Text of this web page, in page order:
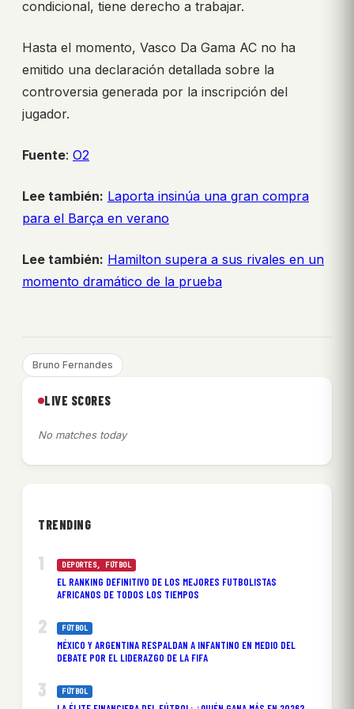
condicional, tiene derecho a trabajar.
Hasta el momento, Vasco Da Gama AC no ha
emitido una declaración detallada sobre la
controversia generada por la inscripción del
jugador.
Fuente: O2
Lee también: Laporta insinúa una gran compra
para el Barça en verano
Lee también: Hamilton supera a sus rivales en un
momento dramático de la prueba
Bruno Fernandes
LIVE SCORES
No matches today
TRENDING
DEPORTES, FÚTBOL
EL RANKING DEFINITIVO DE LOS MEJORES FUTBOLISTAS
AFRICANOS DE TODOS LOS TIEMPOS
FÚTBOL
MÉXICO Y ARGENTINA RESPALDAN A INFANTINO EN MEDIO DEL
DEBATE POR EL LIDERAZGO DE LA FIFA
FÚTBOL